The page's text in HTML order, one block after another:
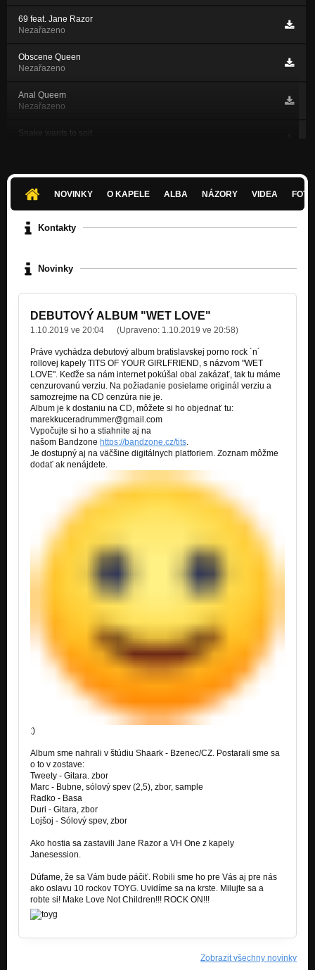
69 feat. Jane Razor
Nezařazeno
Obscene Queen
Nezařazeno
Anal Queem
Nezařazeno
Snake wants to spit
I´m not Guilty
Nezařazeno
Nezařazeno
Nezařazeno
03-Wet Love (Don´t Drink The Water - Demo 2011)
Nezařazeno
04-69 (Don´t Drink The Water - Demo 2011)
Nezařazeno
05-Obscene Queen (Don´t Drink The Water - Demo 2011)
Nezařazeno
NOVINKY O KAPELE ALBA NÁZORY VIDEA
Kontakty
Novinky
DEBUTOVÝ ALBUM "WET LOVE"
1.10.2019 ve 20:04 (Upraveno: 1.10.2019 ve 20:58)
Práve vychádza debutový album bratislavskej porno rock ´n´
rollovej kapely TITS OF YOUR GIRLFRIEND, s názvom "WET
LOVE". Keďže sa nám internet pokúšal obal zakázať, tak tu máme
cenzurovanú verziu. Na požiadanie posielame originál verziu a
samozrejme na CD cenzúra nie je.
Album je k dostaniu na CD, môžete si ho objednať tu:
marekkuceradrummer@gmail.com
Vypočujte si ho a stiahnite aj na
našom Bandzone https://bandzone.cz/tits
Je dostupný aj na väčšine digitálnych platforiem. Zoznam môžme
dodať ak nenájdete.
:)
Album sme nahrali v štúdiu Shaark - Bzenec/CZ. Postarali sme sa
o to v zostave:
Tweety - Gitara. zbor
Marc - Bubne, sólový spev (2,5), zbor, sample
Radko - Basa
Duri - Gitara, zbor
Lojšoj - Sólový spev, zbor
Ako hostia sa zastavili Jane Razor a VH One z kapely
Janesession.
Dúfame, že sa Vám bude páčiť. Robili sme ho pre Vás aj pre nás
ako oslavu 10 rockov TOYG. Uvidíme sa na krste. Milujte sa a
robte si! Make Love Not Children!!! ROCK ON!!!
Zobrazit všechny novinky